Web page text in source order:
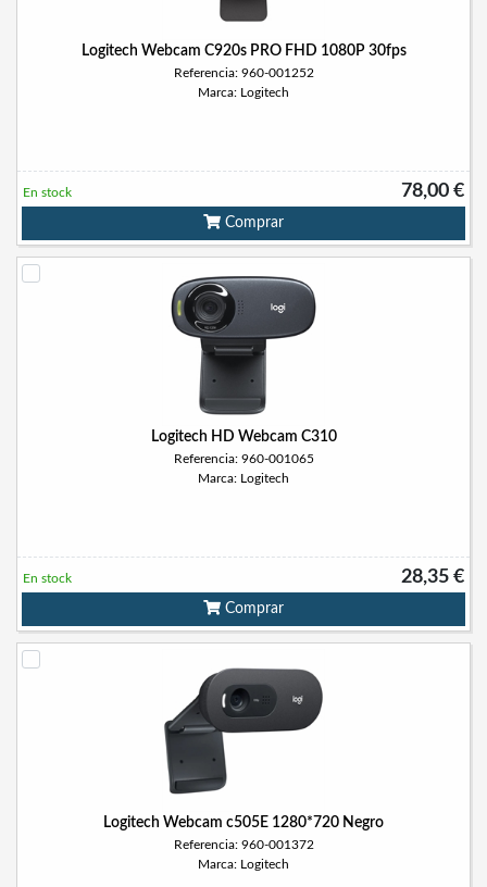
Logitech Webcam C920s PRO FHD 1080P 30fps
Referencia: 960-001252
Marca: Logitech
78,00 €
En stock
Comprar
Logitech HD Webcam C310
Referencia: 960-001065
Marca: Logitech
28,35 €
En stock
Comprar
Logitech Webcam c505E 1280*720 Negro
Referencia: 960-001372
Marca: Logitech